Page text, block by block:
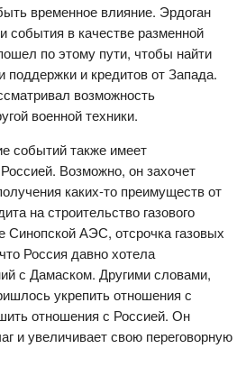
временное влияние. Эрдоган
события в качестве разменной
по этому пути, чтобы найти
поддержки и кредитов от Запада.
возможность
военной техники.
событий также имеет
Возможно, он захочет
каких-то преимуществ от
на строительство газового
Синопской АЭС, отсрочка газовых
Россия давно хотела
с Дамаском. Другими словами,
укрепить отношения с
отношения с Россией. Он
и увеличивает свою переговорную